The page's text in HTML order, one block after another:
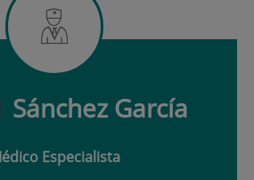
Sánchez García
Especialista